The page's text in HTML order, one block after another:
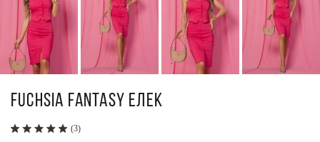
FUCHSIA FANTASY ЕЛЕК
(3)